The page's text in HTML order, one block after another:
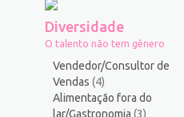
1
2
1
Diversidade
O talento não tem gênero
Vendedor/Consultor de
Vendas (4)
Alimentação fora do
lar/Gastronomia (3)